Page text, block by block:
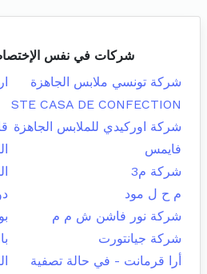
شركات في نفس
شركة تونسي ملابس الجاهزة
STE CASA DE CONFECTION
شركة اوركيدي للملابس الجاهزة
فايمس
شركة م3
م ح ل مود
شركة نور فاشن ش م م
شركة جيانتورت
أرا قرمانت - في حالة تصفية